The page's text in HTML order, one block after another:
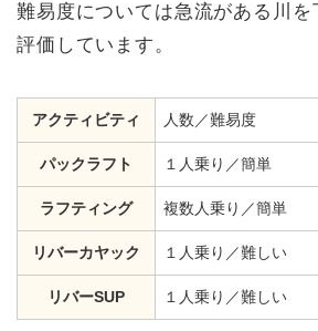
難易度については急流がある川を
評価しています。
アクティビティ 人数／難易度
パックラフト １人乗り／簡単
ラフティング 複数人乗り／簡単
リバーカヤック １人乗り／難しい
リバーSUP １人乗り／難しい